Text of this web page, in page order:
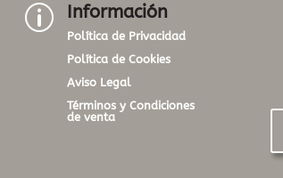
p Información
Política de Privacidad
Política de Cookies
Aviso Legal
Términos y Condiciones
de venta